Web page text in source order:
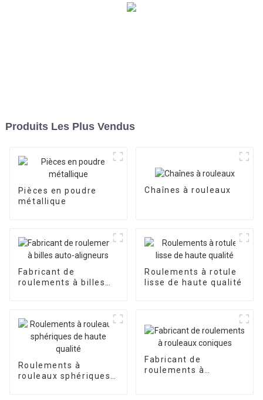
Produits Les Plus Vendus
Pièces en poudre
métallique
Chaînes à rouleaux
Fabricant de
roulements à billes
Roulements à rotule
lisse de haute qualité
Roulements à
rouleaux sphériques
Fabricant de
roulements à